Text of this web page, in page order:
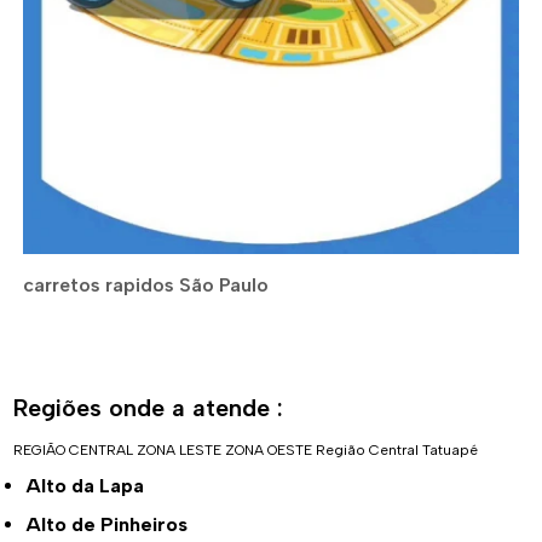
carretos rapidos São Paulo
Regiões onde a atende :
REGIÃO CENTRAL ZONA LESTE ZONA OESTE Região Central Tatuapé
Alto da Lapa
Alto de Pinheiros